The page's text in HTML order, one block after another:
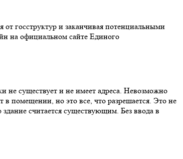
госструктур и заканчивая потенциальными
на официальном сайте Единого
не существует и не имеет адреса. Невозможно
в помещении, но это все, что разрешается. Это не
считается существующим. Без ввода в